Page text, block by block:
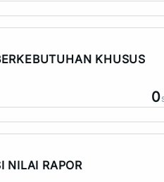
KHUSUS
0
NILAI RAPOR